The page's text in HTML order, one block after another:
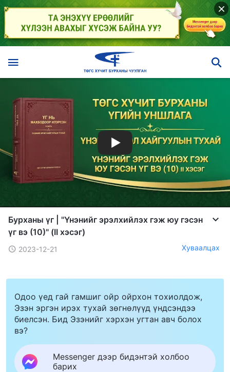
Бурханы үг | "Үнэнийг эрэлхийлэх гэж юу гэсэн
үг вэ (10)" (II хэсэг)
2023-12-21 Хуваалцах
Одоо үед гай гамшиг ойр ойрхон тохиолдож,
Эзэн эргэн ирэх тухай зөгнөлүүд үндсэндээ
биелсэн. Бид Эзэнийг хэрхэн угтан авч болох
вэ?
Messenger дээр бидэнтэй холбоо
барих